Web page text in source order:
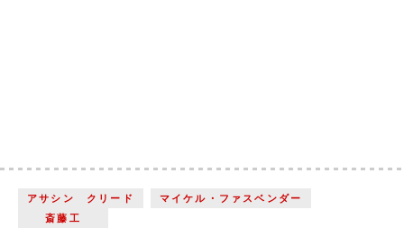
アサシン クリード
マイケル・ファスベンダー
斎藤工